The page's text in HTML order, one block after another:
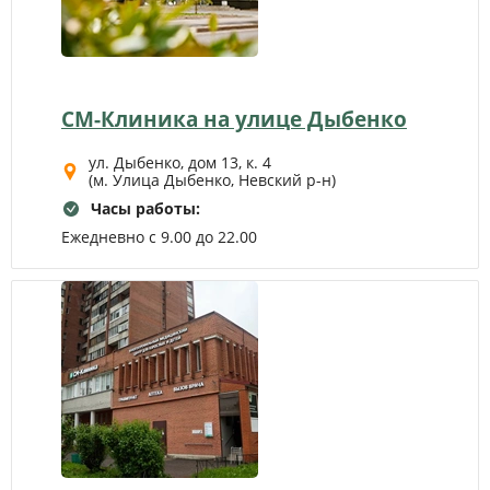
СМ-Клиника на улице Дыбенко
ул. Дыбенко, дом 13, к. 4
(м. Улица Дыбенко, Невский р-н)
Часы работы:
Ежедневно с 9.00 до 22.00